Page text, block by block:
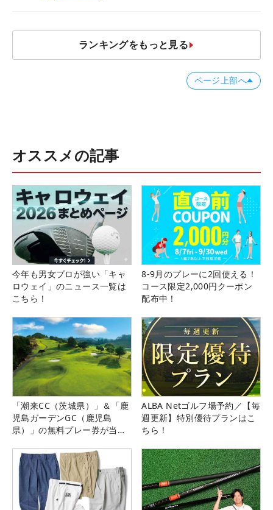
ランキングをもっと見る
ページ上部へ
オススメの記事
今年も男女プロが強い「キャ
ロウェイ」のニュース一覧は
こちら！
8-9月のプレーに2回使える！
コース限定2,000円クーポン
配布中！
「潮来CC（茨城県）」＆「鹿
児島ガーデンGC（鹿児島
県）」の無料プレー券が当た
ALBA Netゴルフ場予約／【毎
週更新】特別優待プランはこ
ちら！